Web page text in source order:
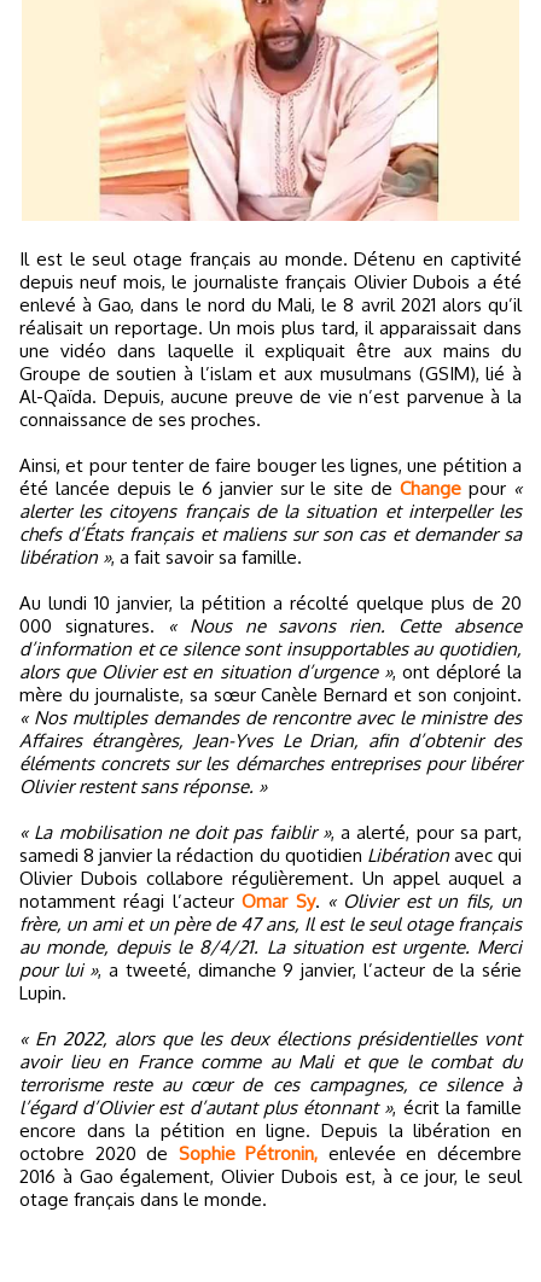
Il est le seul otage français au monde. Détenu en captivité
depuis neuf mois, le journaliste français Olivier Dubois a été
enlevé à Gao, dans le nord du Mali, le 8 avril 2021 alors qu’il
réalisait un reportage. Un mois plus tard, il apparaissait dans
une vidéo dans laquelle il expliquait être aux mains du
Groupe de soutien à l’islam et aux musulmans (GSIM), lié à
Al-Qaïda. Depuis, aucune preuve de vie n’est parvenue à la
connaissance de ses proches.
Ainsi, et pour tenter de faire bouger les lignes, une pétition a
été lancée depuis le 6 janvier sur le site deChange pour «
alerter les citoyens français de la situation et interpeller les
chefs d’États français et maliens sur son cas et demander sa
libération », a fait savoir sa famille.
Au lundi 10 janvier, la pétition a récolté quelque plus de 20
000 signatures.
« Nous ne savons rien. Cette absence
d’information et ce silence sont insupportables au quotidien,
alors que Olivier est en situation d’urgence », ont déploré la
mère du journaliste, sa sœur Canèle Bernard et son conjoint.
« Nos multiples demandes de rencontre avec le ministre des
Affaires étrangères, Jean-Yves Le Drian, afin d’obtenir des
éléments concrets sur les démarches entreprises pour libérer
Olivier restent sans réponse. »
« La mobilisation ne doit pas faiblir », a alerté, pour sa part,
samedi 8 janvier la rédaction du quotidien Libérationavec qui
Olivier Dubois collabore régulièrement. Un appel auquel a
notamment réagi l’acteurOmar Sy. « Olivier est un fils, un
frère, un ami et un père de 47 ans, Il est le seul otage français
au monde, depuis le 8/4/21. La situation est urgente. Merci
pour lui », a tweeté, dimanche 9 janvier, l’acteur de la série
Lupin.
« En 2022, alors que les deux élections présidentielles vont
avoir lieu en France comme au Mali et que le combat du
terrorisme reste au cœur de ces campagnes, ce silence à
l’égard d’Olivier est d’autant plus étonnant », écrit la famille
encore dans la pétition en ligne. Depuis la libération en
octobre 2020 de Sophie Pétronin, enlevée en décembre
2016 à Gao également, Olivier Dubois est, à ce jour, le seul
otage français dans le monde.